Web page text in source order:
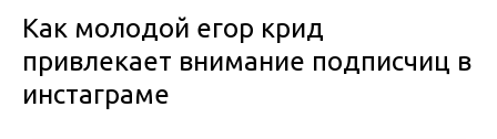
Как молодой егор крид
привлекает внимание подписчиц в
инстаграме